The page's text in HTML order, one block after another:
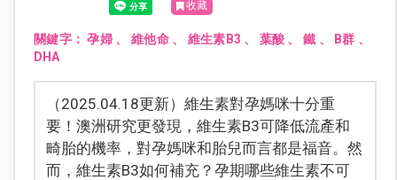
收藏
關鍵字：孕婦 、 維他命、 維生素B3 、 葉酸 、 鐵 、 B群 、
DHA
（2025.04.18更新）維生素對孕媽咪十分重
要！澳洲研究更發現，維生素B3可降低流產和
畸胎的機率，對孕媽咪和胎兒而言都是福音。然
而，維生素B3如何補充？孕期哪些維生素不可